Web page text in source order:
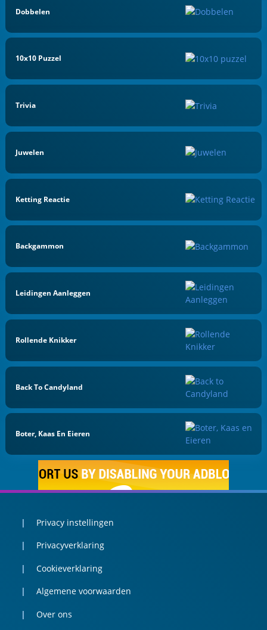
Dobbelen
10x10 Puzzel
Trivia
Juwelen
Ketting Reactie
Backgammon
Leidingen Aanleggen
Rollende Knikker
Back To Candyland
Boter, Kaas En Eieren
Privacy instellingen
Privacyverklaring
Cookieverklaring
Algemene voorwaarden
Over ons